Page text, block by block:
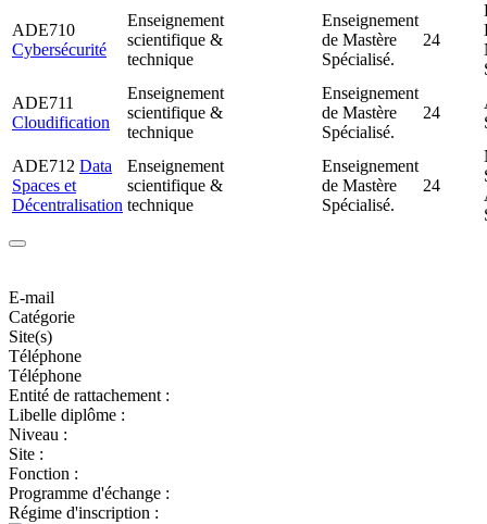
ADE710
Cybersécurité
Enseignement
scientifique &
technique
Enseignement
de Mastère
Spécialisé.
24
ADE711
Cloudification
Enseignement
scientifique &
technique
Enseignement
de Mastère
Spécialisé.
24
ADE712 Data
Spaces et
Décentralisation
Enseignement
scientifique &
technique
Enseignement
de Mastère
Spécialisé.
24
E-mail
Catégorie
Site(s)
Téléphone
Téléphone
Entité de rattachement :
Libelle diplôme :
Niveau :
Site :
Fonction :
Programme d'échange :
Régime d'inscription :